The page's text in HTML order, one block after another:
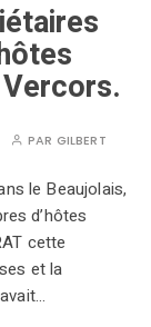
PAR GILBERT
le Beaujolais,
d’hôtes
cette
et la